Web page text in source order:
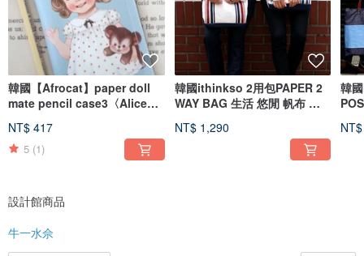
韓國【Afrocat】paper doll
mate pencil case3〈Alice〉
筆盒
NT$ 417
5 (1)
韓國ithinkso 2用包PAPER 2
WAY BAG 生活 悠閒 帆布 手
NT$ 1,290
韓
設計館商品
牛一水佘